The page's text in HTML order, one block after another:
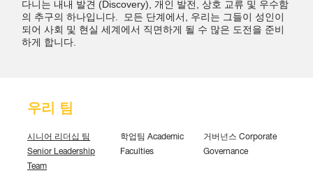
다니는 내내 발견 (Discovery), 개인 발전, 상호 교류 및 우수함
의 추구의 하나입니다. 모든 단계에서, 우리는 그들이 성인이
되어 사회 및 현실 세계에서 직면하게 될 수 많은 도전을 준비
하게 합니다.
우리 팀
시니어 리더십 팀
Senior Leadership
Team
학업팀 Academic
Faculties
거버넌스 Corporate
Governance